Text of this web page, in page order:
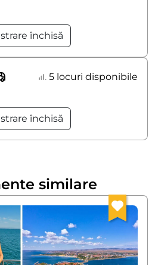
închisă
5 locuri disponibile
închisă
similare